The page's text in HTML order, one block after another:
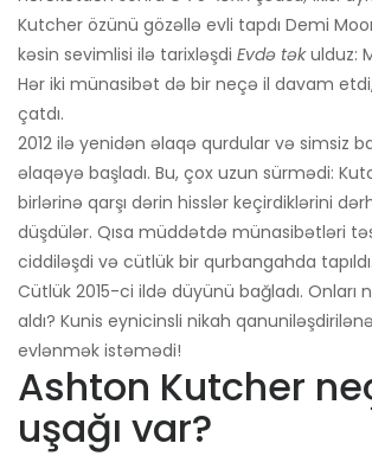
Kutcher özünü gözəllə evli tapdı Demi
kəsin sevimlisi ilə tarixləşdi Evdə təkulduz:
Hər iki münasibət də bir neçə il davam
çatdı.
2012 ilə yenidən əlaqə qurdular və simsiz
əlaqəyə başladı. Bu, çox uzun sürmədi:
birlərinə qarşı dərin hisslər keçirdiklərini
düşdülər. Qısa müddətdə münasibətləri
ciddiləşdi və cütlük bir qurbangahda tapıldı.
Cütlük 2015-ci ildə düyünü bağladı. Onları
aldı? Kunis eynicinsli nikah
evlənmək istəmədi!
Ashton Kutcher
uşağı var?